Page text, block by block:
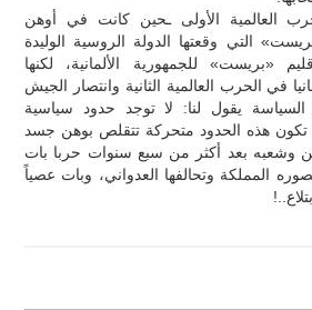
العالمية الأولى ـحين كانت في أوهن
التي وقعتها الدولة الروسية الوليدة
«بريست» للجمهورية الألمانية، لكنها
في الحرب العالمية الثانية وانتصار الجيش
السياسة يقول لنا: لا توجد حدود سياسية
تكون هذه الحدود متحركة تتقلص بوهن جسد
وشعبه بعد أكثر من سبع سنوات حربا بات
المملكة وتحالفها العدواني، وبات عصياً